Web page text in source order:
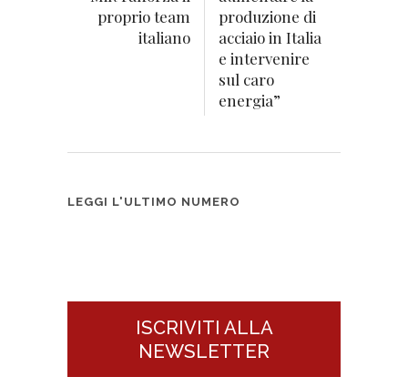
proprio team
italiano
produzione di
acciaio in Italia
e intervenire
sul caro
energia”
LEGGI L'ULTIMO NUMERO
ISCRIVITI ALLA
NEWSLETTER